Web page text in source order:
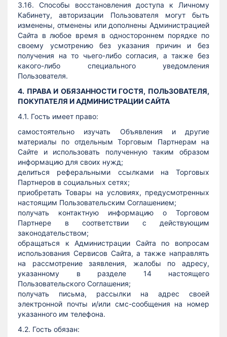
3.16. Способы восстановления доступа к Личному
Кабинету, авторизации Пользователя могут быть
изменены, отменены или дополнены Администрацией
Сайта в любое время в одностороннем порядке по
своему усмотрению без указания причин и без
получения на то чьего-либо согласия, а также без
какого-либо специального уведомления
Пользователя.
4. ПРАВА И ОБЯЗАННОСТИ ГОСТЯ, ПОЛЬЗОВАТЕЛЯ,
ПОКУПАТЕЛЯ И АДМИНИСТРАЦИИ САЙТА
4.1. Гость имеет право:
самостоятельно изучать Объявления и другие
материалы по отдельным Торговым Партнерам на
Сайте и использовать полученную таким образом
информацию для своих нужд;
делиться реферальными ссылками на Торговых
Партнеров в социальных сетях;
приобретать Товары на условиях, предусмотренных
настоящим Пользовательским Соглашением;
получать контактную информацию о Торговом
Партнере в соответствии с действующим
законодательством;
обращаться к Администрации Сайта по вопросам
использования Сервисов Сайта, а также направлять
на рассмотрение заявления, жалобы по адресу,
указанному в разделе 14 настоящего
Пользовательского Соглашения;
получать письма, рассылки на адрес своей
электронной почты и/или смс-сообщения на номер
указанного им телефона.
4.2. Гость обязан: